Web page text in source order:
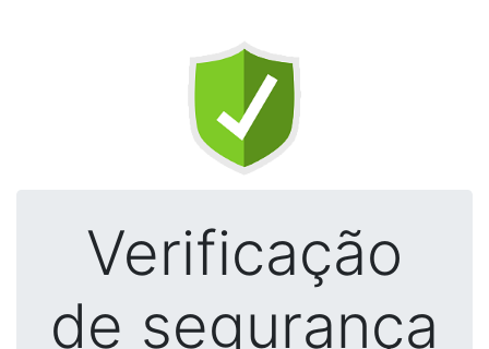
Verificação
de segurança